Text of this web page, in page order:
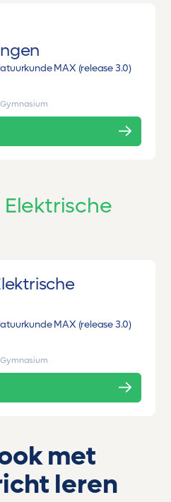
MAX (release 3.0)
Elektrische
MAX (release 3.0)
met
leren